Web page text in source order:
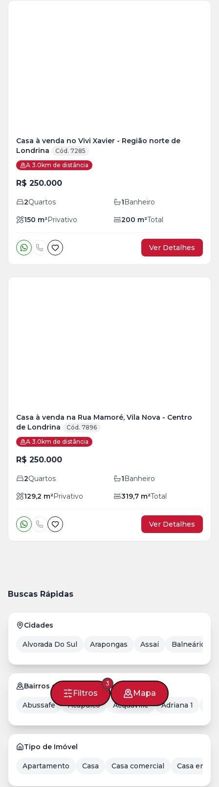
Filtros
3
Mapa
Casa à venda no Vivi Xavier - Região norte de
Londrina
Cód. 7285
A 3.0km de distância
R$ 250.000
2Quartos 1Banheiro
150 m²Privativo 200 m²Total
Ver Detalhes
Casa à venda na Rua Mamoré, Vila Nova - Centro
de Londrina
Cód. 7896
A 3.0km de distância
R$ 250.000
2Quartos 1Banheiro
129,2 m²Privativo 319,7 m²Total
Ver Detalhes
Buscas Rápidas
Cidades
Alvorada Do Sul Arapongas Assaí Balneário
Bairros em Londrina
Abussafe Acapulco Acquaville Adriana 1
Tipo de Imóvel
Apartamento Casa Casa comercial Casa em